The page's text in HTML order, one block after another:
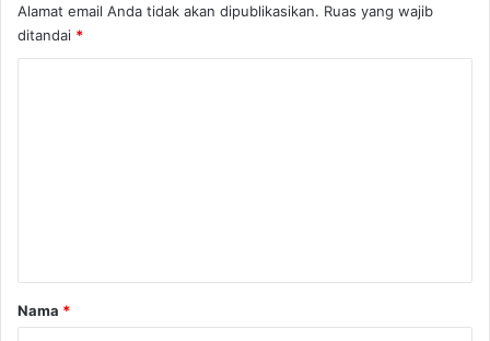
m
a
l
Alamat email Anda tidak akan dipublikasikan. Ruas yang wajib
ditandai *
rNama *